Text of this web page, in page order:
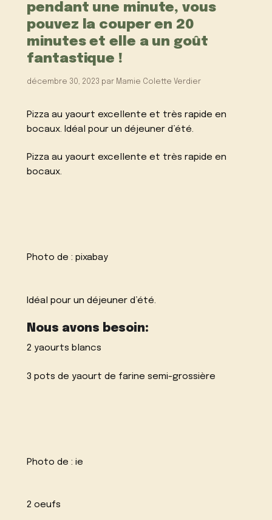
pendant une minute, vous
pouvez la couper en 20
minutes et elle a un goût
fantastique !
décembre 30, 2023 par Mamie Colette Verdier
Pizza au yaourt excellente et très rapide en
bocaux. Idéal pour un déjeuner d’été.
Pizza au yaourt excellente et très rapide en
bocaux.
Photo de :pixabay
Idéal pour un déjeuner d’été.
Nous avons besoin:
2 yaourts blancs
3 pots de yaourt de farine semi-grossière
Photo de :ie
2 oeufs